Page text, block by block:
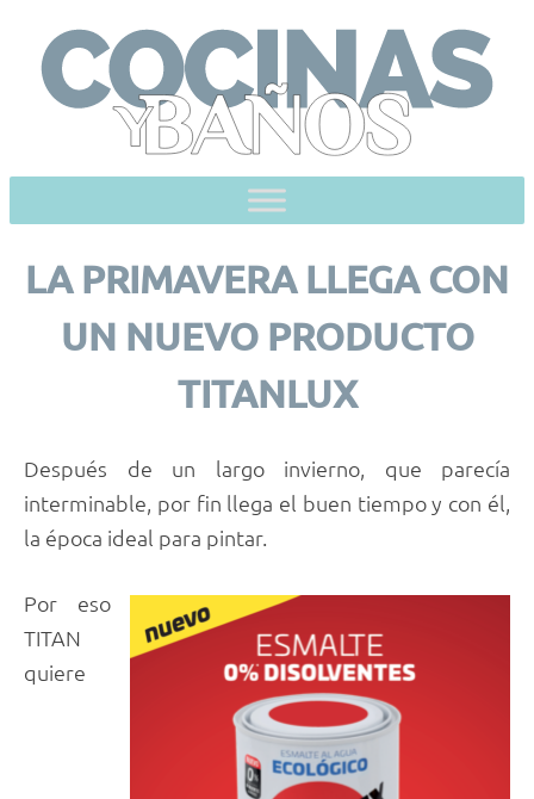
content
LA PRIMAVERA LLEGA CON
UN NUEVO PRODUCTO
TITANLUX
Después de un largo invierno, que parecía
interminable, por fin llega el buen tiempo y con él,
la época ideal para pintar.
Por eso
TITAN
quiere